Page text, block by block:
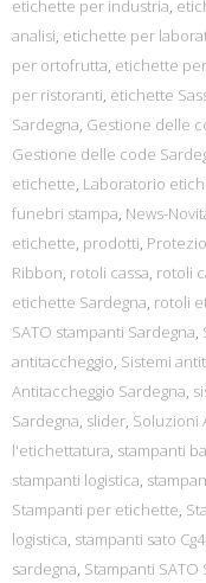
etichette per industria,
analisi, etichette per
per ortofrutta, etichette
per ristoranti, etichette
Sardegna, Gestione delle
Gestione delle code
etichette, Laboratorio
funebri stampa, News-
etichette, prodotti,
Ribbon, rotoli cassa, rotoli
etichette Sardegna, rotoli
SATO stampanti Sardegna,
antitaccheggio, Sistemi
Antitaccheggio Sardegna,
Sardegna, slider, Soluzioni
l'etichettatura, stampanti
stampanti logistica,
Stampanti per etichette,
logistica, stampanti sato
sardegna, Stampanti SATO